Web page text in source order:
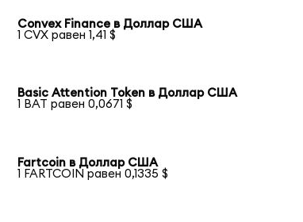
Convex Finance в Доллар США
1 CVX равен 1,41 $
Basic Attention Token в Доллар США
1 BAT равен 0,0671 $
Fartcoin в Доллар США
1 FARTCOIN равен 0,1335 $